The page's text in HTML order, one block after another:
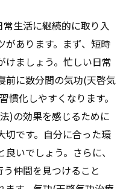
生活に継続的に取り入
があります。まず、短時
けましょう。忙しい日常
前に数分間の気功(天啓気
慣化しやすくなります。
)の効果を感じるために
切です。自分に合った環
いでしょう。さらに、
仲間を見つけること